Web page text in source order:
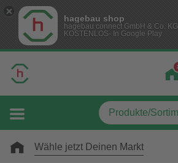
hagebau shop
hagebau connect GmbH & Co. KG
KOSTENLOS- In Google Play
Wähle jetzt Deinen Markt